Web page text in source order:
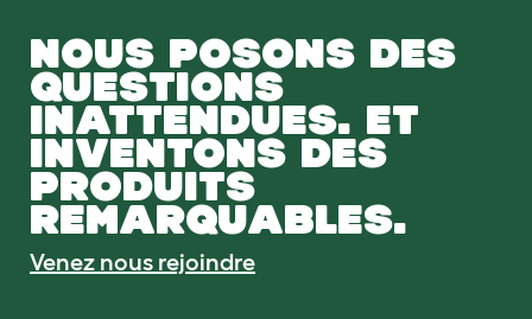
NOUS POSONS DES
QUESTIONS
INATTENDUES. ET
INVENTONS DES
PRODUITS
REMARQUABLES.
Venez nous rejoindre